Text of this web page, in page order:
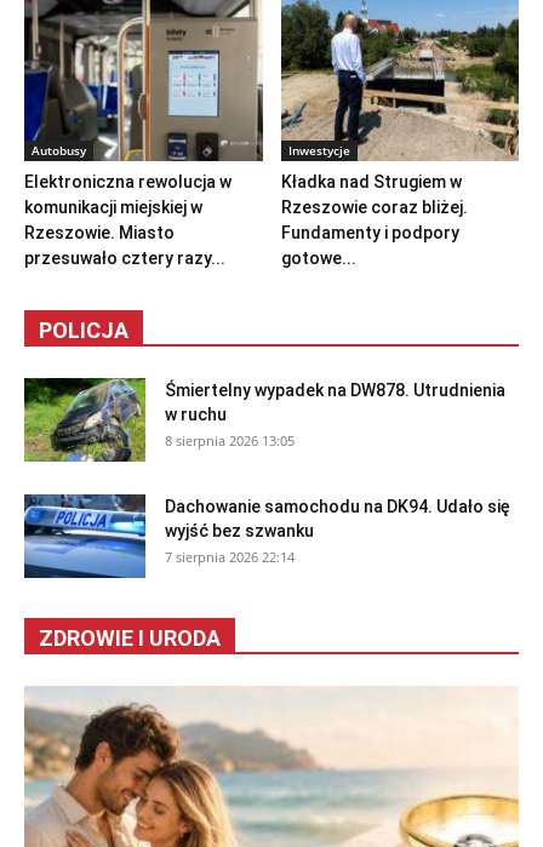
Autobusy
Elektroniczna rewolucja w
komunikacji miejskiej w
Rzeszowie. Miasto
przesuwało cztery razy...
Inwestycje
Kładka nad Strugiem w
Rzeszowie coraz bliżej.
Fundamenty i podpory
gotowe...
POLICJA
Śmiertelny wypadek na DW878. Utrudnienia
w ruchu
8 sierpnia 2026 13:05
Dachowanie samochodu na DK94. Udało się
wyjść bez szwanku
7 sierpnia 2026 22:14
ZDROWIE I URODA